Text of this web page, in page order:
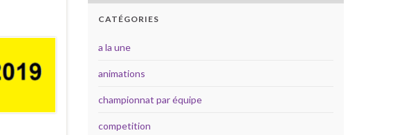
CATÉGORIES
a la une
animations
championnat par équipe
competition